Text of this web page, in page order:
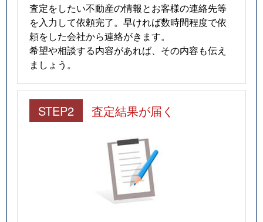
査定をしたい不動産の情報とお客様の連絡先等
を入力して依頼完了。早ければ数時間程度で依
頼をした会社から連絡がきます。
希望や相談する内容があれば、その内容も伝え
ましょう。
STEP2 査定結果が届く